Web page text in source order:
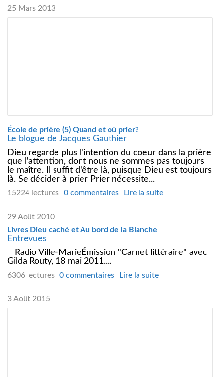
25 Mars 2013
École de prière (5) Quand et où prier?
Le blogue de Jacques Gauthier
Dieu regarde plus l'intention du coeur dans la prière
que l'attention, dont nous ne sommes pas toujours
le maître. Il suffit d'être là, puisque Dieu est toujours
là. Se décider à prier Prier nécessite...
15224 lectures 0 commentaires Lire la suite
29 Août 2010
Livres Dieu caché et Au bord de la Blanche
Entrevues
Radio Ville-MarieÉmission "Carnet littéraire" avec
Gilda Routy, 18 mai 2011....
6306 lectures 0 commentaires Lire la suite
3 Août 2015